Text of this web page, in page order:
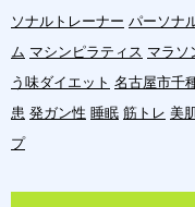
ソナルトレーナー パーソナ
ム マシンピラティス マラソ
う味ダイエット 名古屋市千
患 発ガン性 睡眠 筋トレ 美
プ